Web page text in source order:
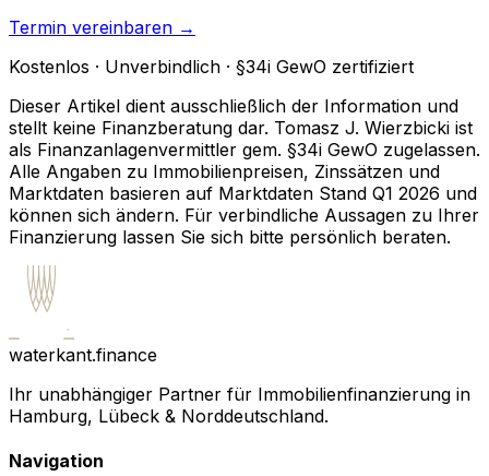
Termin vereinbaren →
Kostenlos · Unverbindlich · §34i GewO zertifiziert
Dieser Artikel dient ausschließlich der Information und
stellt keine Finanzberatung dar. Tomasz J. Wierzbicki ist
als Finanzanlagenvermittler gem. §34i GewO zugelassen.
Alle Angaben zu Immobilienpreisen, Zinssätzen und
Marktdaten basieren auf Marktdaten Stand Q1 2026 und
können sich ändern. Für verbindliche Aussagen zu Ihrer
Finanzierung lassen Sie sich bitte persönlich beraten.
waterkant.finance
Ihr unabhängiger Partner für Immobilienfinanzierung in
Hamburg, Lübeck & Norddeutschland.
Navigation